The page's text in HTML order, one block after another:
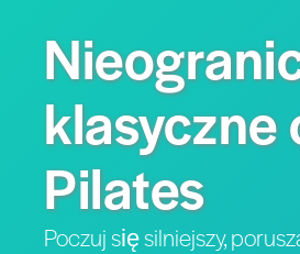
klasyczne
Pilates
Poczuj się silniejszy,